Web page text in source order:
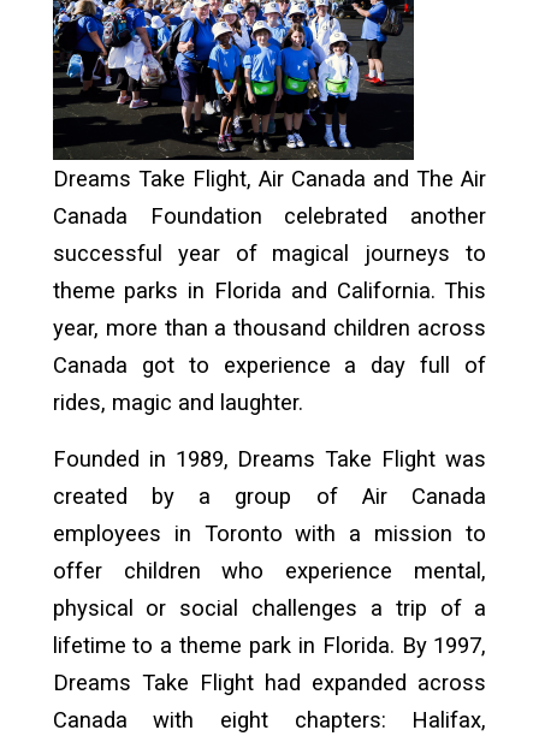
Dreams Take Flight, Air Canada and The Air
Canada Foundation celebrated another
successful year of magical journeys to
theme parks in Florida and California. This
year, more than a thousand children across
Canada got to experience a day full of
rides, magic and laughter.
Founded in 1989, Dreams Take Flight was
created by a group of Air Canada
employees in Toronto with a mission to
offer children who experience mental,
physical or social challenges a trip of a
lifetime to a theme park in Florida. By 1997,
Dreams Take Flight had expanded across
Canada with eight chapters: Halifax,